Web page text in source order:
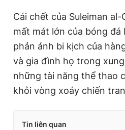
Cái chết của Suleiman
mất mát lớn của bóng đá
phản ánh bi kịch của
và gia đình họ trong
những tài năng thể thao
khỏi vòng xoáy chiến
Tin liên quan